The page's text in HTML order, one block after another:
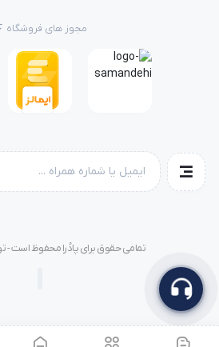
مجوز های فروشگاه
تمامی حقوق برای پادُرا محفوظ است